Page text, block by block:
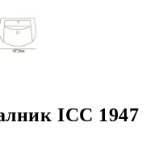
ICC 1947